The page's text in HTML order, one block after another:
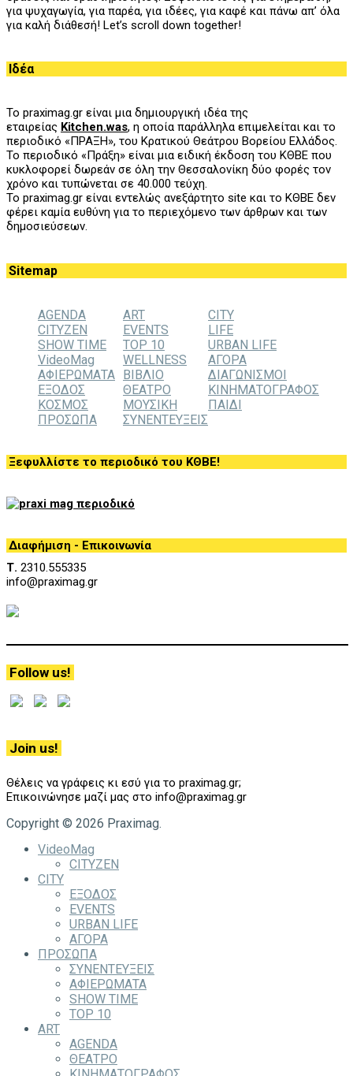
για ψυχαγωγία, για παρέα, για ιδέες, για καφέ και πάνω απ’ όλα
για καλή διάθεσή! Let’s scroll down together!
Ιδέα
Το praximag.gr είναι μια δημιουργική ιδέα της
εταιρείας Kitchen.was, η οποία παράλληλα επιμελείται και το
περιοδικό «ΠΡΑΞΗ», του Kρατικού Θεάτρου Βορείου Ελλάδος.
Το περιοδικό «Πράξη» είναι μια ειδική έκδοση του ΚΘΒΕ που
κυκλοφορεί δωρεάν σε όλη την Θεσσαλονίκη δύο φορές τον
χρόνο και τυπώνεται σε 40.000 τεύχη.
Το praximag.gr είναι εντελώς ανεξάρτητο site και το ΚΘΒΕ δεν
φέρει καμία ευθύνη για το περιεχόμενο των άρθρων και των
δημοσιεύσεων.
Sitemap
AGENDA ART
CITY
CITYZEN
EVENTS
LIFE
SHOW TIME
TOP 10
URBAN LIFE
VideoMag
WELLNESS
ΑΓΟΡΑ
ΑΦΙΕΡΩΜΑΤΑ ΒΙΒΛΙΟ
ΔΙΑΓΩΝΙΣΜΟΙ
ΕΞΟΔΟΣ
ΘΕΑΤΡΟ
ΚΙΝΗΜΑΤΟΓΡΑΦΟΣ
ΚΟΣΜΟΣ
ΜΟΥΣΙΚΗ
ΠΑΙΔΙ
ΠΡΟΣΩΠΑ
ΣΥΝΕΝΤΕΥΞΕΙΣ
Ξεφυλλίστε το περιοδικό του ΚΘΒΕ!
Διαφήμιση - Επικοινωνία
Τ. 2310.555335
info@praximag.gr
Follow us!
Join us!
Θέλεις να γράφεις κι εσύ για το praximag.gr;
Επικοινώνησε μαζί μας στο info@praximag.gr
Copyright © 2026 Praximag.
VideoMag
CITYZEN
CITY
ΕΞΟΔΟΣ
EVENTS
URBAN LIFE
ΑΓΟΡΑ
ΠΡΟΣΩΠΑ
ΣΥΝΕΝΤΕΥΞΕΙΣ
ΑΦΙΕΡΩΜΑΤΑ
SHOW TIME
TOP 10
ART
AGENDA
ΘΕΑΤΡΟ